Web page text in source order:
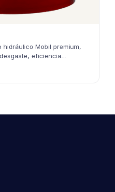
hidráulico Mobil premium,
eficiencia